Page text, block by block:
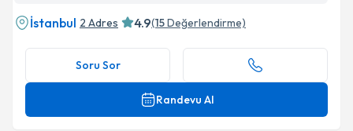
İstanbul 2 Adres 4.9(15Değerlendirme)
Soru Sor
Randevu Al